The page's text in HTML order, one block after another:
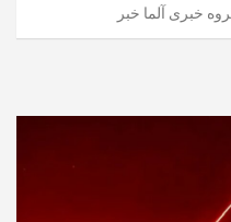
خبری آلما خبر